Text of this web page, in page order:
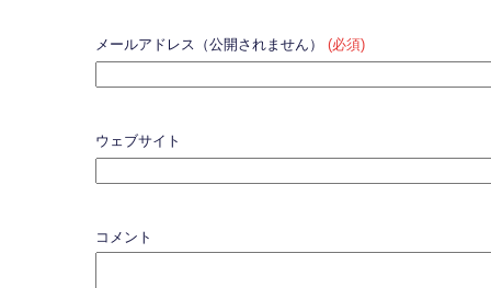
メールアドレス（公開されません） (必須)
ウェブサイト
コメント